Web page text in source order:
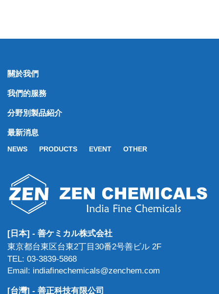
關於我們
我們的服務
分野別製品紹介
最新消息
NEWS PRODUCTS EVENT OTHER
[日本] - 善ケミカル株式会社
東京都台東区台東2丁目30番2号善ビル 2F
TEL: 03-3839-5868
Email: indiafinechemicals@zenchem.com
[台灣] - 善正科技有限公司